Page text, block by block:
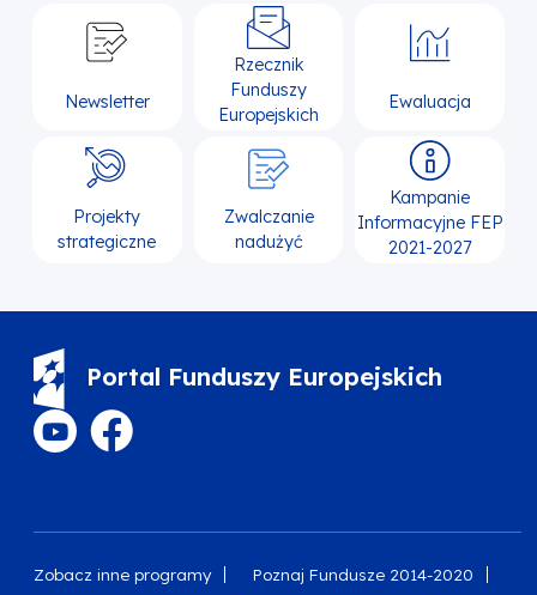
Newsletter
Rzecznik
Funduszy
Europejskich
Ewaluacja
Projekty
strategiczne
Zwalczanie
nadużyć
Kampanie
Informacyjne FEP
2021-2027
Portal Funduszy Europejskich
Zobacz inne programy Poznaj Fundusze 2014-2020